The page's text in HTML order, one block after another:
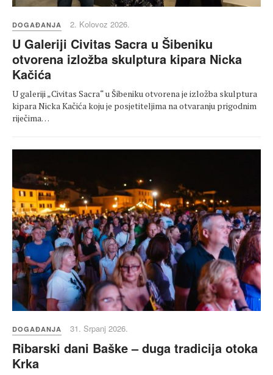
DOGAĐANJA 2. Kolovoz 2026.
U Galeriji Civitas Sacra u Šibeniku
otvorena izložba skulptura kipara Nicka
Kačića
U galeriji „Civitas Sacra“ u Šibeniku otvorena je izložba skulptura
kipara Nicka Kačića koju je posjetiteljima na otvaranju prigodnim
riječima…
DOGAĐANJA 31. Srpanj 2026.
Ribarski dani Baške – duga tradicija otoka
Krka